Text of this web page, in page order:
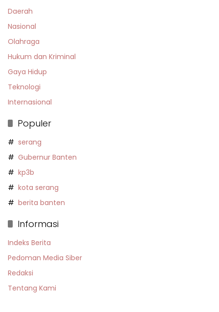
Daerah
Nasional
Olahraga
Hukum dan Kriminal
Gaya Hidup
Teknologi
Internasional
Populer
serang
Gubernur Banten
kp3b
kota serang
berita banten
Informasi
Indeks Berita
Pedoman Media Siber
Redaksi
Tentang Kami